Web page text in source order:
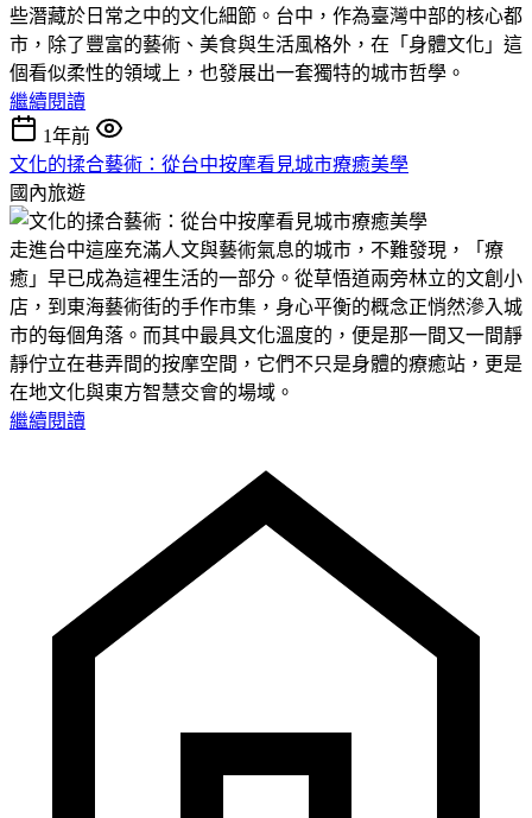
些潛藏於日常之中的文化細節。台中，作為臺灣中部的核心都
市，除了豐富的藝術、美食與生活風格外，在「身體文化」這
個看似柔性的領域上，也發展出一套獨特的城市哲學。
繼續閱讀
1年前
文化的揉合藝術：從台中按摩看見城市療癒美學
國內旅遊
走進台中這座充滿人文與藝術氣息的城市，不難發現，「療
癒」早已成為這裡生活的一部分。從草悟道兩旁林立的文創小
店，到東海藝術街的手作市集，身心平衡的概念正悄然滲入城
市的每個角落。而其中最具文化溫度的，便是那一間又一間靜
靜佇立在巷弄間的按摩空間，它們不只是身體的療癒站，更是
在地文化與東方智慧交會的場域。
繼續閱讀